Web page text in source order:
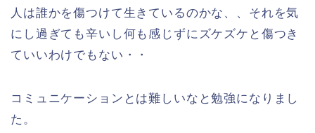
人は誰かを傷つけて生きているのかな、、それを気
にし過ぎても辛いし何も感じずにズケズケと傷つき
ていいわけでもない・・
コミュニケーションとは難しいなと勉強になりまし
た。